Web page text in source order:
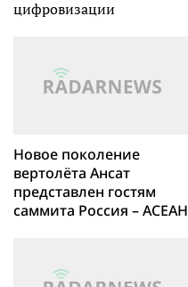
цифровизации
Новое поколение
вертолёта Ансат
представлен гостям
саммита Россия – АСЕАН